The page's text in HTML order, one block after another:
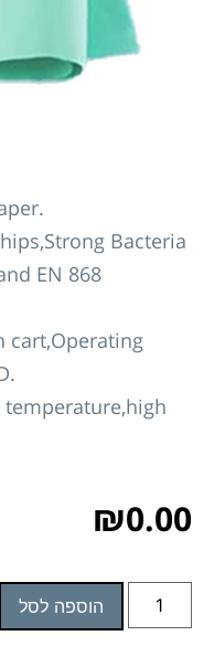
Bacteria
EN 868
cart,Operating
temperature,high
₪0.00
הוספה לסל